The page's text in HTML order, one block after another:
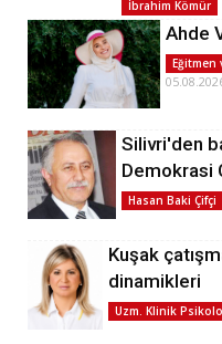
İbrahim Kömür
Ahde
Eğitmen
Silivri'den
Demokrasi
Hasan Baki Çifçi
Kuşak
dinamikleri
Uzm. Klinik